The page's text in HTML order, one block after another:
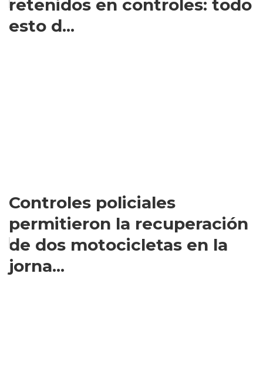
retenidos en controles: todo
esto d...
Controles policiales
permitieron la recuperación
de dos motocicletas en la
jorna...